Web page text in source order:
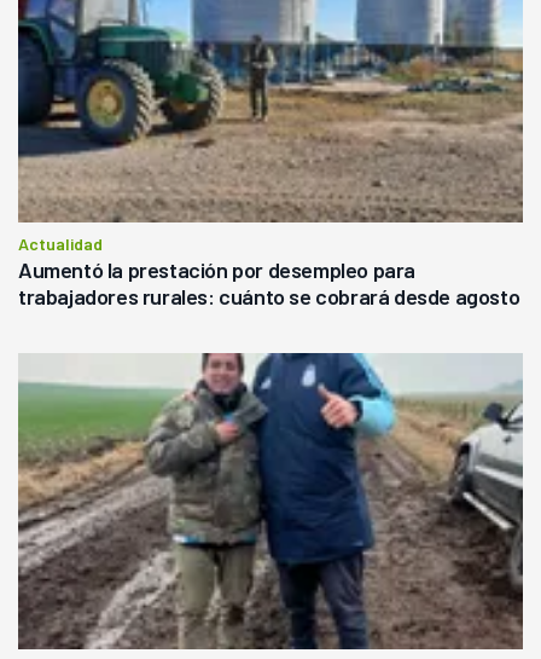
Actualidad
Aumentó la prestación por desempleo para
trabajadores rurales: cuánto se cobrará desde agosto